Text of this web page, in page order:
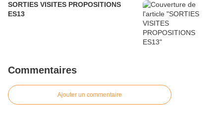
SORTIES VISITES PROPOSITIONS
ES13
Commentaires
Ajouter un commentaire